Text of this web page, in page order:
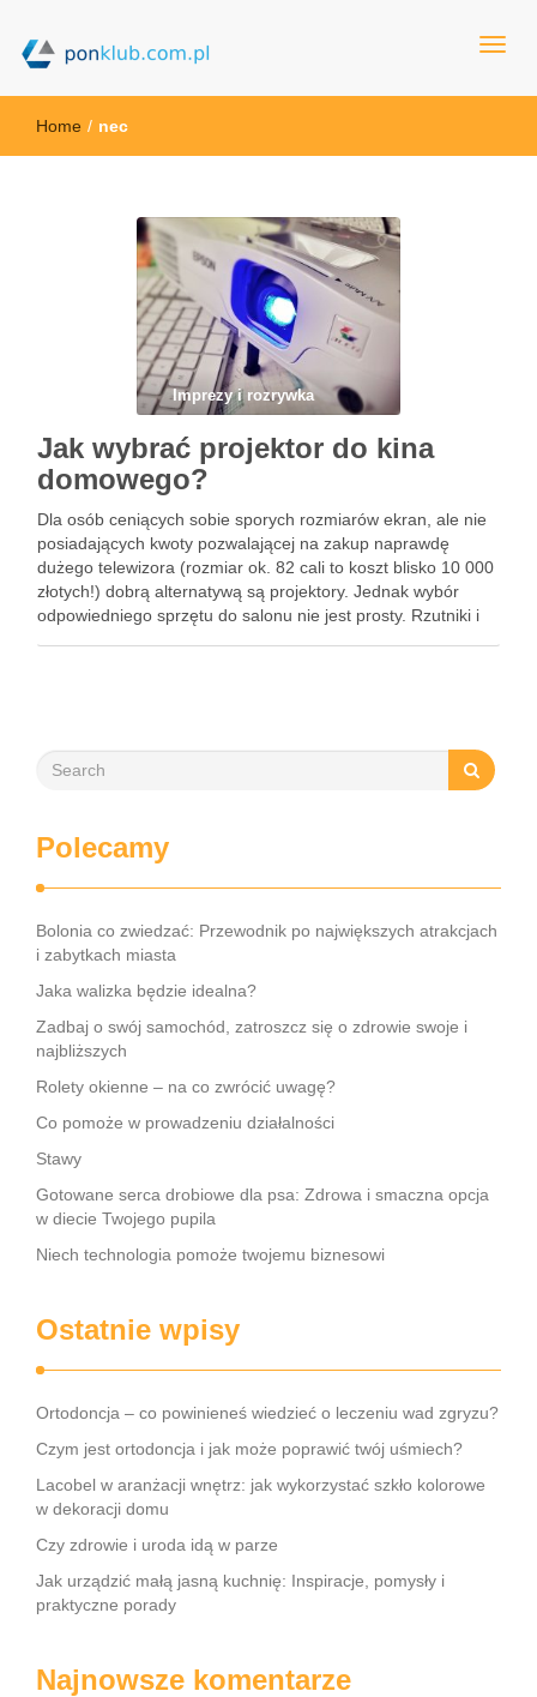
ponklub.com.pl
Home / nec
Imprezy i rozrywka
Jak wybrać projektor do kina
domowego?
Dla osób ceniących sobie sporych rozmiarów ekran, ale nie
posiadających kwoty pozwalającej na zakup naprawdę
dużego telewizora (rozmiar ok. 82 cali to koszt blisko 10 000
złotych!) dobrą alternatywą są projektory. Jednak wybór
odpowiedniego sprzętu do salonu nie jest prosty. Rzutniki i
Polecamy
Bolonia co zwiedzać: Przewodnik po największych atrakcjach
i zabytkach miasta
Jaka walizka będzie idealna?
Zadbaj o swój samochód, zatroszcz się o zdrowie swoje i
najbliższych
Rolety okienne – na co zwrócić uwagę?
Co pomoże w prowadzeniu działalności
Stawy
Gotowane serca drobiowe dla psa: Zdrowa i smaczna opcja
w diecie Twojego pupila
Niech technologia pomoże twojemu biznesowi
Ostatnie wpisy
Ortodoncja – co powinieneś wiedzieć o leczeniu wad zgryzu?
Czym jest ortodoncja i jak może poprawić twój uśmiech?
Lacobel w aranżacji wnętrz: jak wykorzystać szkło kolorowe
w dekoracji domu
Czy zdrowie i uroda idą w parze
Jak urządzić małą jasną kuchnię: Inspiracje, pomysły i
praktyczne porady
Najnowsze komentarze